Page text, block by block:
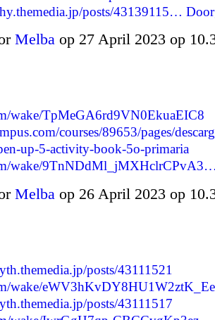
posts/43139115…
Melba op 27 April 2023 op
wake/TpMeGA6rd9VN0EkuaEIC8
courses/89653/pages/
up-5-activity-book-5o-primaria
wake/
Melba op 26 April 2023 op
posts/43111521
wake/eWV3hKvDY8HU1W2ztK_Ee
posts/43111517